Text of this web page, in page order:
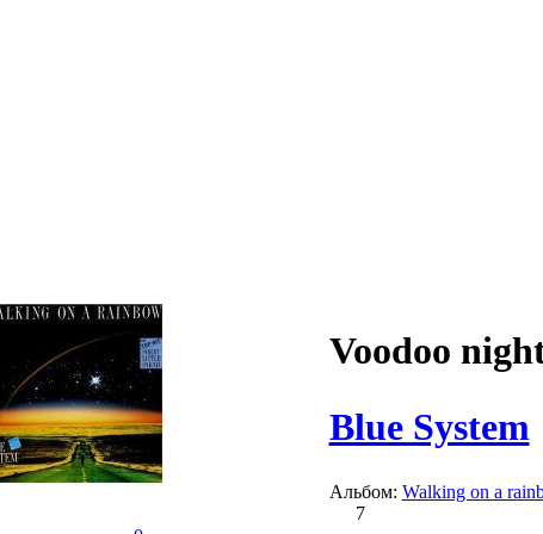
Voodoo
Blue System
Альбом: Walking on a
7